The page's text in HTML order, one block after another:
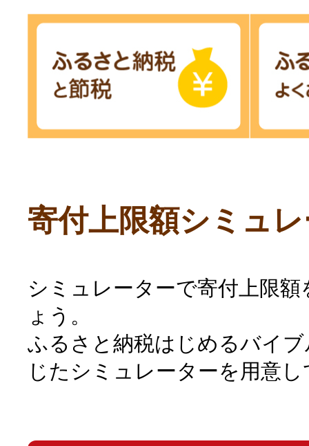
寄付上限額シミュ
シミュレーターで寄付上限
ょう。
ふるさと納税はじめるバイ
じたシミュレーターを用意